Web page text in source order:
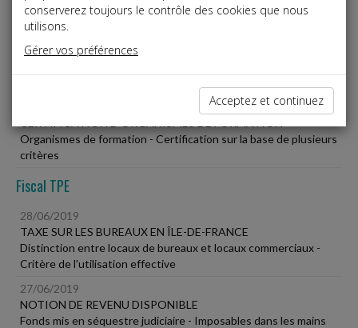
Liste des dernières dépêches
Social
Organismes de formation - Certification sur la base de plusieurs
critères
Fiscal TPE
28/06/2019
TAXE SUR LES BUREAUX EN ÎLE-DE-FRANCE
Distinction entre locaux de bureaux et locaux commerciaux -
Critère de l'utilisation effective
27/06/2019
NOTION DE REVENU DISPONIBLE
Fonds mis en séquestre judiciaire - Imposables dans les mains
conserverez toujours le contrôle des cookies que nous
utilisons.
Gérer vos préférences
Acceptez et continuez